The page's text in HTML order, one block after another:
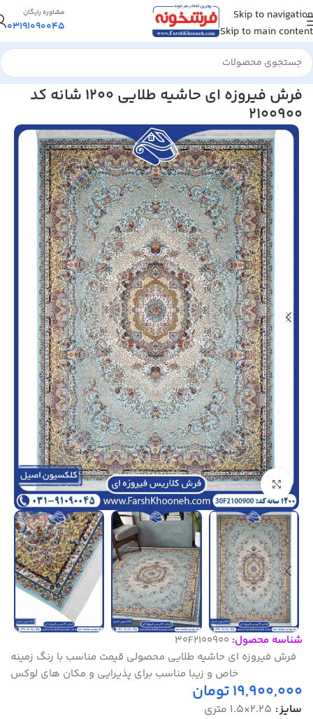
Skip to navigation
Skip to main content
مشاوره رایگان
03191090045
خانه/فرش کلاریس
فرش فیروزه ای حاشیه طلایی 1200 شانه کد
2100900
بزرگنمایی تصویر
شناسه محصول: 30F2100900
فرش فیروزه ای حاشیه طلایی محصولی قیمت مناسب با رنگ زمینه
خاص و زیبا مناسب برای پذیرایی و مکان های لوکس
19,900,000تومان
سایز 2.25×1.5 متری